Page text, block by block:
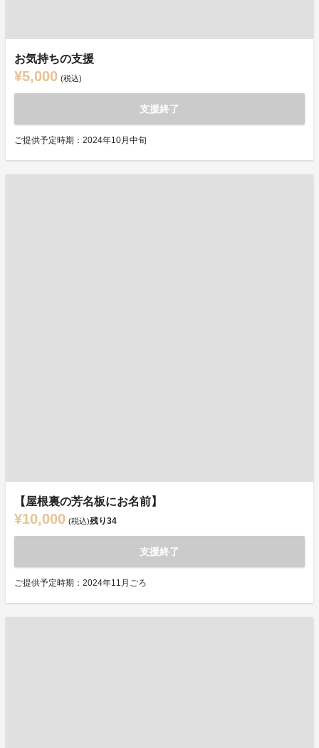
お気持ちの支援
¥5,000 (税込)
支援終了
ご提供予定時期：2024年10月中旬
【屋根裏の芳名板にお名前】
¥10,000 (税込)残り34
支援終了
ご提供予定時期：2024年11月ごろ